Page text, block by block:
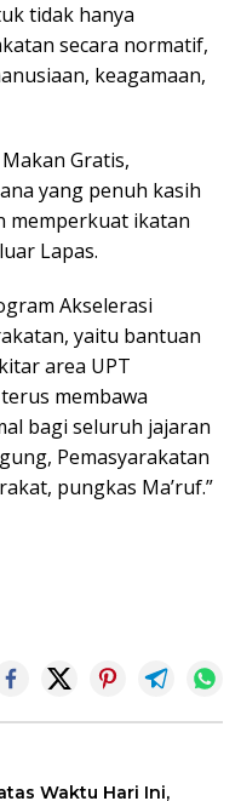
tidak hanya
secara normatif,
keagamaan,
Gratis,
yang penuh kasih
memperkuat ikatan
Lapas.
Akselerasi
yaitu bantuan
area UPT
membawa
bagi seluruh jajaran
Pemasyarakatan
pungkas Ma’ruf.”
Waktu Hari Ini,